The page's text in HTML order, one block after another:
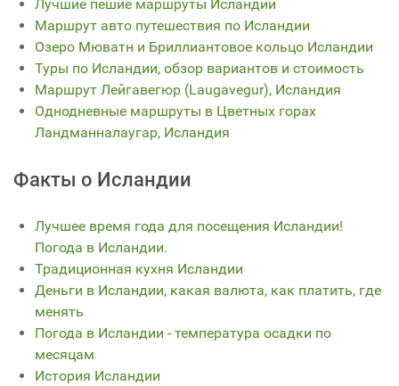
Лучшие пешие маршруты Исландии
Маршрут авто путешествия по Исландии
Озеро Мюватн и Бриллиантовое кольцо Исландии
Туры по Исландии, обзор вариантов и стоимость
Маршрут Лейгавегюр (Laugavegur), Исландия
Однодневные маршруты в Цветных горах
Ландманналаугар, Исландия
Факты о Исландии
Лучшее время года для посещения Исландии!
Погода в Исландии.
Традиционная кухня Исландии
Деньги в Исландии, какая валюта, как платить, где
менять
Погода в Исландии - температура осадки по
месяцам
История Исландии